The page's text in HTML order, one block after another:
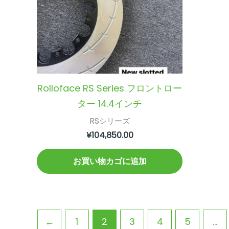
Rolloface RS Series フロントロー
ター 14.4インチ
RSシリーズ
¥104,850.00
お買い物カゴに追加
← 1 2 3 4 5 …